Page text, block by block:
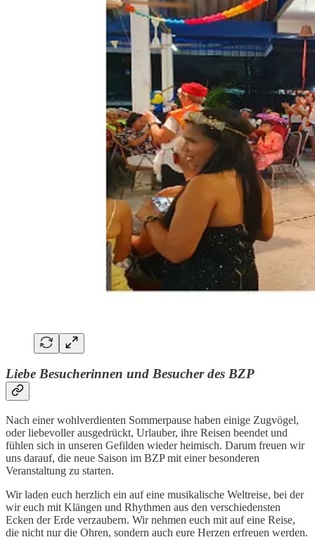
Liebe Besucherinnen und Besucher des BZP
Nach einer wohlverdienten Sommerpause haben einige Zugvögel,
oder liebevoller ausgedrückt, Urlauber, ihre Reisen beendet und
fühlen sich in unseren Gefilden wieder heimisch. Darum freuen wir
uns darauf, die neue Saison im BZP mit einer besonderen
Veranstaltung zu starten.
Wir laden euch herzlich ein auf eine musikalische Weltreise, bei der
wir euch mit Klängen und Rhythmen aus den verschiedensten
Ecken der Erde verzaubern. Wir nehmen euch mit auf eine Reise,
die nicht nur die Ohren, sondern auch eure Herzen erfreuen werden.